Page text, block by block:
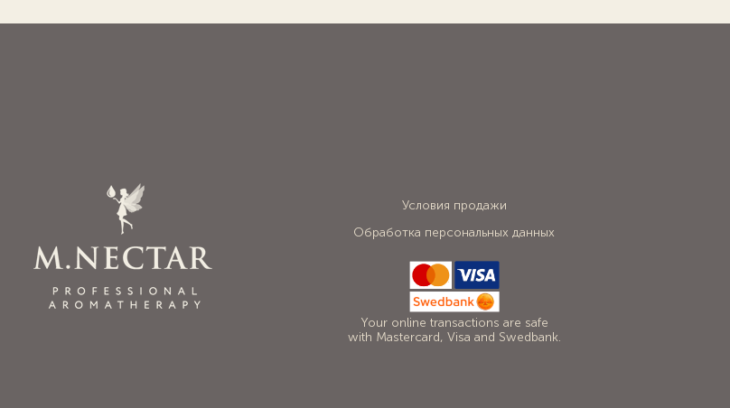
Условия продажи
Обработка персональных данных
Your online transactions are safe
with Mastercard, Visa and Swedbank.